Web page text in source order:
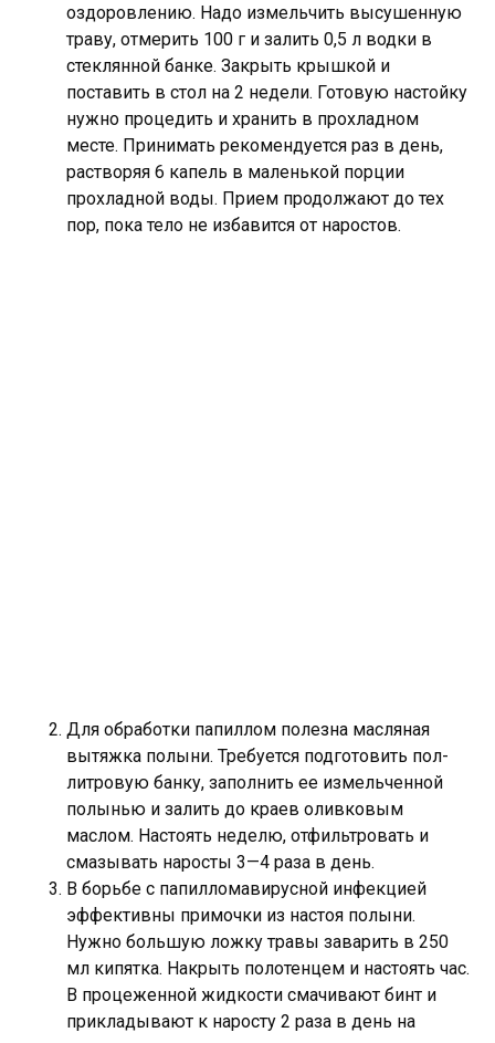
оздоровлению. Надо измельчить высушенную
траву, отмерить 100 г и залить 0,5 л водки в
стеклянной банке. Закрыть крышкой и
поставить в стол на 2 недели. Готовую настойку
нужно процедить и хранить в прохладном
месте. Принимать рекомендуется раз в день,
растворяя 6 капель в маленькой порции
прохладной воды. Прием продолжают до тех
пор, пока тело не избавится от наростов.
Для обработки папиллом полезна масляная
вытяжка полыни. Требуется подготовить пол-
литровую банку, заполнить ее измельченной
полынью и залить до краев оливковым
маслом. Настоять неделю, отфильтровать и
смазывать наросты 3—4 раза в день.
В борьбе с папилломавирусной инфекцией
эффективны примочки из настоя полыни.
Нужно большую ложку травы заварить в 250
мл кипятка. Накрыть полотенцем и настоять час.
В процеженной жидкости смачивают бинт и
прикладывают к наросту 2 раза в день на